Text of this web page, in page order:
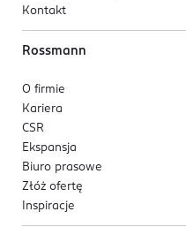
Kontakt
Rossmann
O firmie
Kariera
CSR
Ekspansja
Biuro prasowe
Złóż ofertę
Inspiracje